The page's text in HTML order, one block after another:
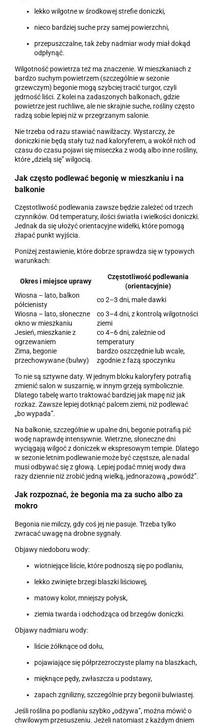
lekko wilgotne w środkowej strefie doniczki,
nieco bardziej suche przy samej powierzchni,
przepuszczalne, tak żeby nadmiar wody miał dokąd
odpłynąć.
Wilgotność powietrza też ma znaczenie. W mieszkaniach z
bardzo suchym powietrzem (szczególnie w sezonie
grzewczym) begonie mogą szybciej tracić turgor, czyli
jędrność liści. Z kolei na zadaszonych balkonach, gdzie
powietrze jest ruchliwe, ale nie skrajnie suche, rośliny często
radzą sobie lepiej niż w przegrzanym salonie.
Nie trzeba od razu stawiać nawilżaczy. Wystarczy, że
doniczki nie będą stały tuż nad kaloryferem, a wokół nich od
czasu do czasu pojawi się miseczka z wodą albo inne rośliny,
które „dzielą się” wilgocią.
Jak często podlewać begonię w mieszkaniu i na
balkonie
Częstotliwość podlewania zawsze będzie zależeć od trzech
czynników. Od temperatury, ilości światła i wielkości doniczki.
Jednak da się ułożyć orientacyjne widełki, które pomogą
złapać punkt wyjścia.
Poniżej zestawienie, które dobrze sprawdza się w typowych
warunkach:
Okres i miejsce uprawy
Częstotliwość podlewania
(orientacyjnie)
Wiosna – lato, balkon
półcienisty
co 2–3 dni, małe dawki
Wiosna – lato, słoneczne
okno w mieszkaniu
co 3–4 dni, z kontrolą wilgotności
ziemi
Jesień, mieszkanie z
ogrzewaniem
co 4–6 dni, zależnie od
temperatury
Zima, begonie
przechowywane (bulwy)
bardzo oszczędnie lub wcale,
zgodnie z fazą spoczynku
To nie są sztywne daty. W jednym bloku kaloryfery potrafią
zmienić salon w suszarnię, w innym grzeją symbolicznie.
Dlatego tabelę warto traktować bardziej jak mapę niż jak
rozkaz. Zawsze lepiej dotknąć palcem ziemi, niż podlewać
„bo wypada”.
Na balkonie, szczególnie w upalne dni, begonie potrafią pić
wodę naprawdę intensywnie. Wietrzne, słoneczne dni
wyciągają wilgoć z doniczek w ekspresowym tempie. Dlatego
w sezonie letnim podlewanie może być częstsze, ale nadal
musi odbywać się z głową. Lepiej podać mniej wody dwa
razy dziennie niż zrobić jedną wielką, jednorazową „powódź”.
Jak rozpoznać, że begonia ma za sucho albo za
mokro
Begonia nie milczy, gdy coś jej nie pasuje. Trzeba tylko
zwracać uwagę na drobne sygnały.
Objawy niedoboru wody:
wiotniejące liście, które podnoszą się po podlaniu,
lekko zwinięte brzegi blaszki liściowej,
matowy kolor, mniejszy połysk,
ziemia twarda i odchodząca od brzegów doniczki.
Objawy nadmiaru wody:
liście żółknące od dołu,
pojawiające się półprzezroczyste plamy na blaszkach,
mięknące pędy, zwłaszcza u podstawy,
zapach zgnilizny, szczególnie przy begonii bulwiastej.
Jeśli roślina po podlaniu szybko „odżywa”, można mówić o
chwilowym przesuszeniu. Jeżeli natomiast z każdym dniem